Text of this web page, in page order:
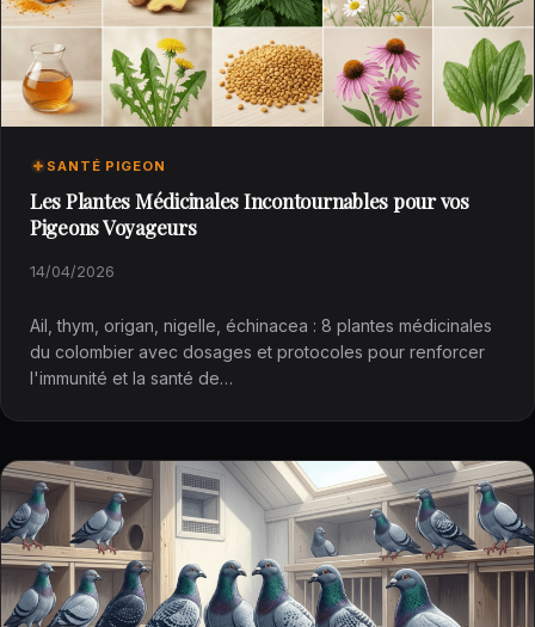
SANTÉ PIGEON
Les Plantes Médicinales Incontournables pour vos
Pigeons Voyageurs
14/04/2026
Ail, thym, origan, nigelle, échinacea : 8 plantes médicinales
du colombier avec dosages et protocoles pour renforcer
l'immunité et la santé de…